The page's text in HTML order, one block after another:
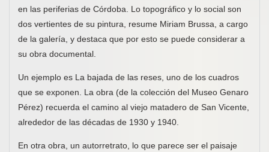
en las periferias de Córdoba. Lo topográfico y lo social son
dos vertientes de su pintura, resume Miriam Brussa, a cargo
de la galería, y destaca que por esto se puede considerar a
su obra documental.
Un ejemplo es La bajada de las reses, uno de los cuadros
que se exponen. La obra (de la colección del Museo Genaro
Pérez) recuerda el camino al viejo matadero de San Vicente,
alrededor de las décadas de 1930 y 1940.
En otra obra, un autorretrato, lo que parece ser el paisaje